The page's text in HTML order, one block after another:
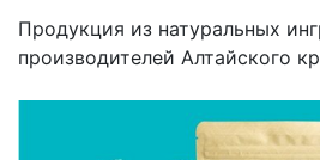
Продукция из натуральных
производителей Алтайского